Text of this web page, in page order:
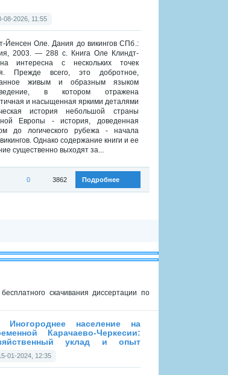
08-2026, 11:55
Йенсен Оле. Дания до викингов СПб.:
2003. — 288 с. Книга Оле Клиндт-
интересна с нескольких точек
Прежде всего, это добротное,
живым и образным языком
в котором отражена
и насыщенная яркими деталями
история небольшой страны
Европы - история, доведенная
до логического рубежа - начала
Однако содержание книги и ее
существенно выходят за...
Подробнее
3862
0
скачивания диссертации по
Иногороднее население на
Карачаево-Черкесии:
уклад и опыт
половина
01-2024, 12:35